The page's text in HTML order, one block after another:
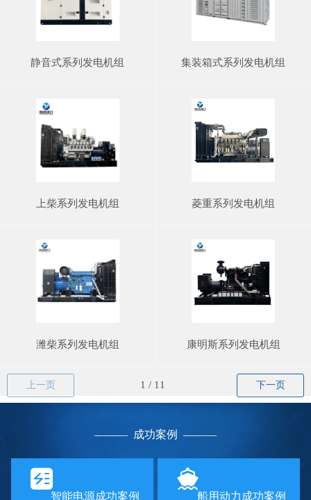
静音式系列发电机组 集装箱式系列发电机组
上柴系列发电机组 菱重系列发电机组
潍柴系列发电机组 康明斯系列发电机组
上一页 下一页
——— 成功案例 ———
智能电源成功案例 船用动力成功案例